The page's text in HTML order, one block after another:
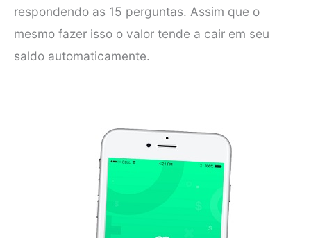
respondendo as 15 perguntas. Assim que o
mesmo fazer isso o valor tende a cair em seu
saldo automaticamente.